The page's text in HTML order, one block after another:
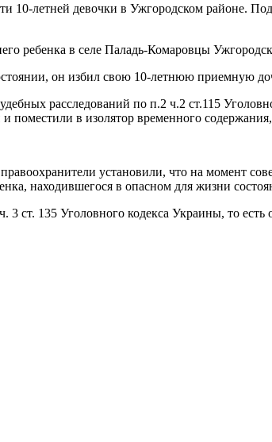
летней девочки в Ужгородском районе.
ребенка в селе Паладь-Комаровцы
он избил свою 10-летнюю приемную
расследований по п.2 ч.2 ст.115
в изолятор временного
установили, что на момент
находившегося в опасном для жизни
ст. 135 Уголовного кодекса Украины, то